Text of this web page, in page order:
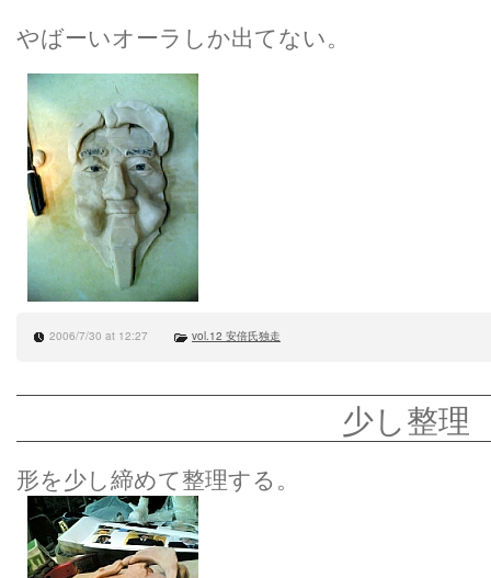
やばーいオーラしか出てない。
2006/7/30 at 12:27 vol.12 安倍氏独走
少し整理
形を少し締めて整理する。